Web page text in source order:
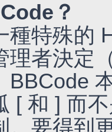
？
種特殊的
理者決定
BBCode
[ 和 ] 而
。要得到